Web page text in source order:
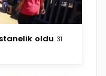
oldu 31